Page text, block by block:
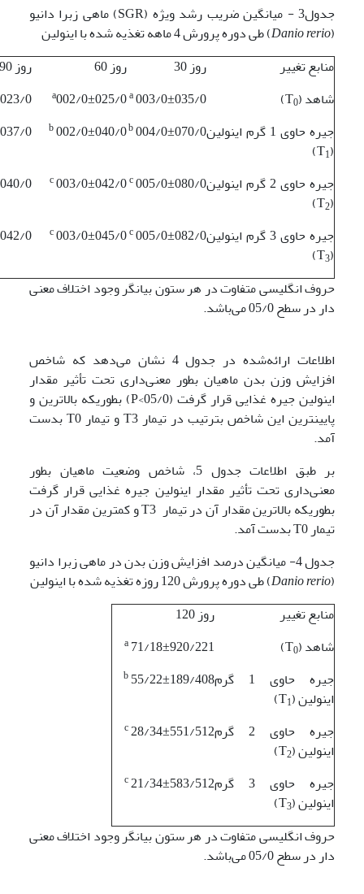
جدول3 - میانگین ضریب رشد ویژه (SGR) ماهی زبرا دانیو
(
Danio rerio) طی دوره پرورش 4 ماهه تغذیه شده با اینولین
منابع تغییر
روز 30 روز 60
روز 90
شاهد (T0
)
a003/0±035/0
a002/0±025/0
0
جیره حاوی 1 گرم اینولین
(T
1
)
b004/0±070/0
b002/0±040/0
0
جیره حاوی 2 گرم اینولین
(T
2
)
c005/0±080/0
c003/0±042/0
0
جیره حاوی 3 گرم اینولین
(T
3
)
c005/0±082/0
c003/0±045/0
0
حروف انگلیسی متفاوت در هر ستون بیانگر وجود اختلاف معنی
دار در سطح 05/0 می‌باشد.
اطلاعات ارائه‌شده در جدول 4 نشان می‌دهد که شاخص
افزایش وزن بدن ماهیان بطور معنی‌داری تحت تأثیر مقدار
اینولین جیره غذایی قرار گرفت (05/0>P) بطوریکه بالاترین و
پایین­ترین این شاخص بترتیب در تیمار T3 و تیمار T0 بدست
آمد.
بر طبق اطلاعات جدول 5، شاخص وضعیت ماهیان بطور
معنی‌داری تحت تأثیر مقدار اینولین جیره غذایی قرار گرفت
بطوریکه بالاترین مقدار آن در تیمار T3 و کمترین مقدار آن در
تیمار T0 بدست آمد.
جدول 4- میانگین درصد افزایش وزن بدن در ماهی زبرا دانیو
(
Danio rerio) طی دوره پرورش 120 روزه تغذیه شده با اینولین
منابع تغییر
روز 120
شاهد (T0
)
a71/18±920/221
جیره حاوی 1 گرم
اینولین (T1
)
b55/22±189/408
جیره حاوی 2 گرم
اینولین (T2
)
c28/34±551/512
جیره حاوی 3 گرم
اینولین (T3
)
c21/34±583/512
حروف انگلیسی متفاوت در هر ستون بیانگر وجود اختلاف معنی
دار در سطح 05/0 می‌باشد.